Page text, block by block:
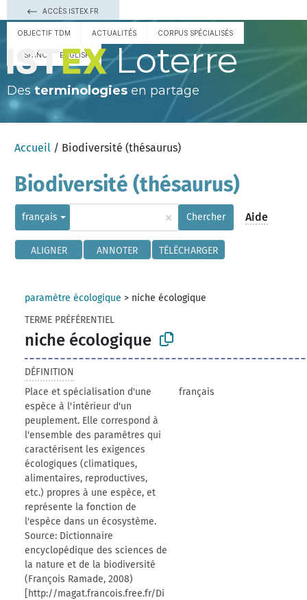
ACCÈS ISTEX.FR
OBJECTIF TDM ACTUALITÉS CORPUS SPÉCIALISÉS
ESPAÑOL ENGLISH Loterre
Des terminologies en partage
Accueil / Biodiversité (thésaurus)
Biodiversité (thésaurus)
français × Chercher Aide
ALIGNER ANNOTER TÉLÉCHARGER
paramètre écologique > niche écologique
TERME PRÉFÉRENTIEL
niche écologique
DÉFINITION
Place et spécialisation d'une
espèce à l'intérieur d'un
peuplement. Elle correspond à
l'ensemble des paramètres qui
caractérisent les exigences
écologiques (climatiques,
alimentaires, reproductives,
etc.) propres à une espèce, et
représente la fonction de
l'espèce dans un écosystème.
Source: Dictionnaire
encyclopédique des sciences de
la nature et de la biodiversité
(François Ramade, 2008)
[http://magat.francois.free.fr/Di
français